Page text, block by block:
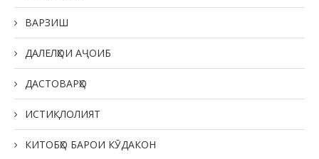
ВАРЗИШ
ДАЛЕЛҲОИ АҶОИБ
ДАСТОВАРҲО
ИСТИҚЛОЛИЯТ
КИТОБҲО БАРОИ КӮДАКОН